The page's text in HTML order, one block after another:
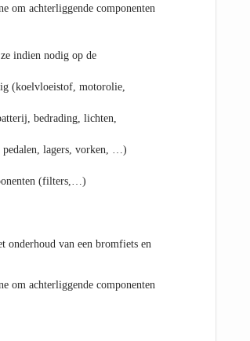
om achterliggende componenten
indien nodig op de
(koelvloeistof, motorolie,
bedrading, lichten,
pedalen, lagers, vorken, …)
(filters,…)
onderhoud van een bromfiets en
om achterliggende componenten